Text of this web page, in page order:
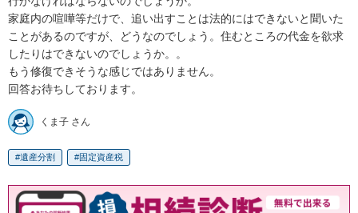
家庭内の喧嘩等だけで、追い出すことは法的にはできないと聞いた
ことがあるのですが、どうなのでしょう。住むところの代金を欲求
したりはできないのでしょうか。。
もう修復できそうな感じではありません。
くま子 さん
遺産分割 固定資産税